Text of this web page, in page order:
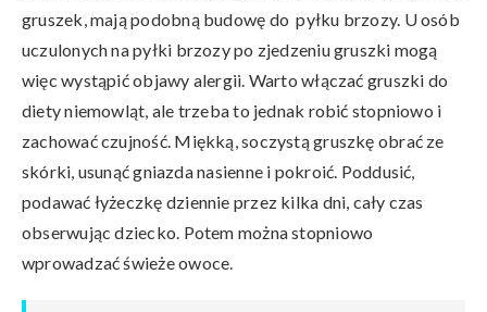
gruszek, mają podobną budowę do pyłku brzozy. U osób
uczulonych na pyłki brzozy po zjedzeniu gruszki mogą
więc wystąpić objawy alergii. Warto włączać gruszki do
diety niemowląt, ale trzeba to jednak robić stopniowo i
zachować czujność. Miękką, soczystą gruszkę obrać ze
skórki, usunąć gniazda nasienne i pokroić. Poddusić,
podawać łyżeczkę dziennie przez kilka dni, cały czas
obserwując dziecko. Potem można stopniowo
wprowadzać świeże owoce.